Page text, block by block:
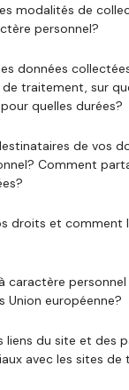
modalités de
personnel?
données
traitement, sur
quelles durées?
de vos
Comment
droits et comment
caractère
Union européenne?
liens du site et des
avec les sites de